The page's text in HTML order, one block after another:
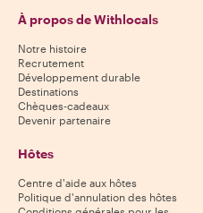
À propos de Withlocals
Notre histoire
Recrutement
Développement durable
Destinations
Chèques-cadeaux
Devenir partenaire
Hôtes
Centre d'aide aux hôtes
Politique d'annulation des hôtes